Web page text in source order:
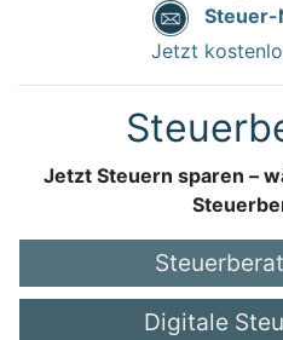
Jetzt
Jetzt Steuern sparen –
Digitale